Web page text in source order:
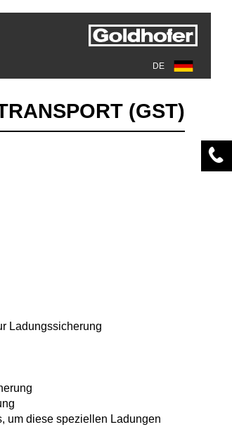
DE
(GST)
Ladungssicherung
um diese speziellen Ladungen